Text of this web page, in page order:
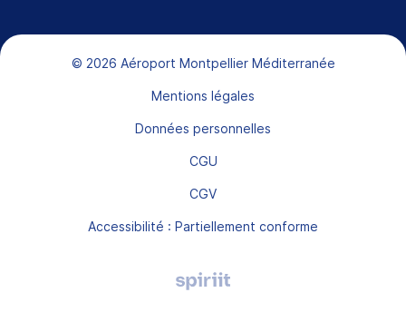
Bas de page
© 2026 Aéroport Montpellier Méditerranée
Mentions légales
Données personnelles
CGU
CGV
Accessibilité : Partiellement conforme